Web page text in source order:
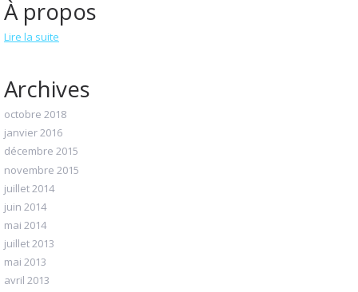
À propos
Lire la suite
Archives
octobre 2018
janvier 2016
décembre 2015
novembre 2015
juillet 2014
juin 2014
mai 2014
juillet 2013
mai 2013
avril 2013